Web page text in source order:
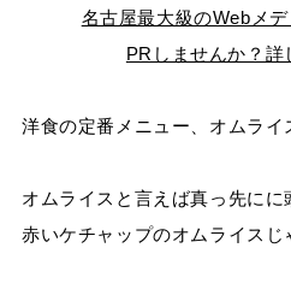
名古屋最大級のWebメ
PRしませんか？
洋食の定番メニュー、オムライ
オムライスと言えば真っ先に
赤いケチャップのオムライスじ